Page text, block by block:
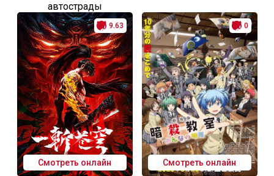
автострады
9.63
Смотреть онлайн
0
Смотреть онлайн